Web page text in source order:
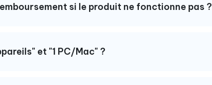
si le produit ne fonctionne pas ?
et "1 PC/Mac" ?